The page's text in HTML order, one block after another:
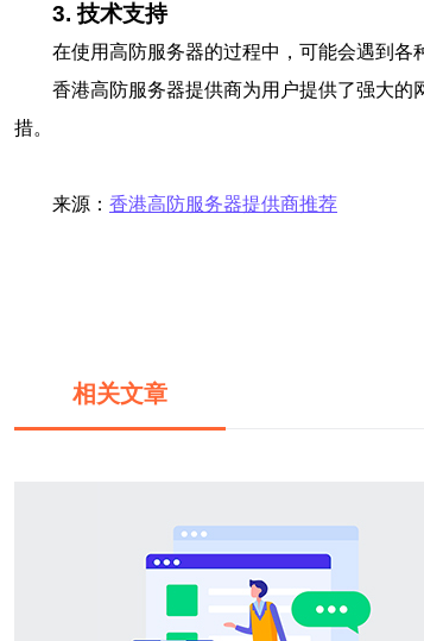
3. 技术支持
在使用高防服务器的过程中，可能会遇到各
香港高防服务器提供商为用户提供了强大
措。
来源： 香港高防服务器提供商推荐
相关文章